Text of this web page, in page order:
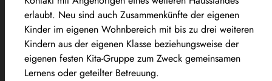
erlaubt. Neu sind auch Zusammenkünfte der eigenen
Kinder im eigenen Wohnbereich mit bis zu drei weiteren
Kindern aus der eigenen Klasse beziehungsweise der
eigenen festen Kita-Gruppe zum Zweck gemeinsamen
Lernens oder geteilter Betreuung.